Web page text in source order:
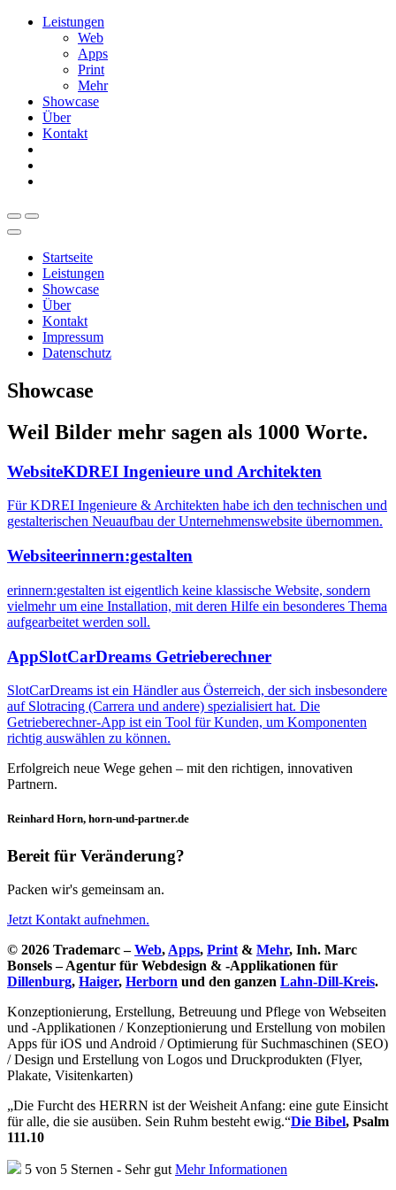
Leistungen
Web
Apps
Print
Mehr
Showcase
Über
Kontakt
Startseite
Leistungen
Showcase
Über
Kontakt
Impressum
Datenschutz
Showcase
Weil Bilder mehr sagen als 1000 Worte.
WebsiteKDREI Ingenieure und Architekten
Für KDREI Ingenieure & Architekten habe ich den technischen und
gestalterischen Neuaufbau der Unternehmenswebsite übernommen.
Websiteerinnern:gestalten
erinnern:gestalten ist eigentlich keine klassische Website, sondern
vielmehr um eine Installation, mit deren Hilfe ein besonderes Thema
aufgearbeitet werden soll.
AppSlotCarDreams Getrieberechner
SlotCarDreams ist ein Händler aus Österreich, der sich insbesondere
auf Slotracing (Carrera und andere) spezialisiert hat. Die
Getrieberechner-App ist ein Tool für Kunden, um Komponenten
richtig auswählen zu können.
Erfolgreich neue Wege gehen – mit den richtigen, innovativen
Partnern.
Reinhard Horn, horn-und-partner.de
Bereit für Veränderung?
Packen wir's gemeinsam an.
Jetzt Kontakt aufnehmen.
© 2026 Trademarc –Web, Apps, Print & Mehr, Inh. Marc
Bonsels – Agentur für Webdesign & -Applikationen für
Dillenburg, Haiger, Herborn und den ganzen Lahn-Dill-Kreis.
Konzeptionierung, Erstellung, Betreuung und Pflege von Webseiten
und -Applikationen / Konzeptionierung und Erstellung von mobilen
Apps für iOS und Android / Optimierung für Suchmaschinen (SEO)
/ Design und Erstellung von Logos und Druckprodukten (Flyer,
Plakate, Visitenkarten)
„Die Furcht des HERRN ist der Weisheit Anfang: eine gute Einsicht
für alle, die sie ausüben. Sein Ruhm besteht ewig.“Die Bibel, Psalm
111.10
5 von 5 Sternen - Sehr gut Mehr Informationen